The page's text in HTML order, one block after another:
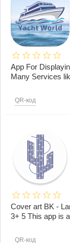
App For
Many Services
QR-код
Cover art BK -
3+ 5 This app is
QR-код